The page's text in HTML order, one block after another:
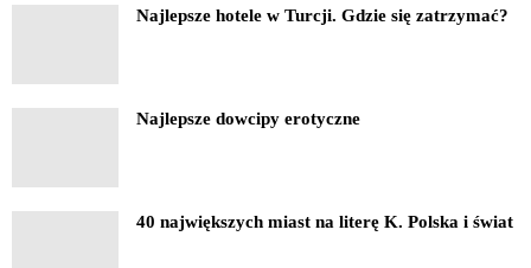
Najlepsze hotele w Turcji. Gdzie się zatrzymać?
Najlepsze dowcipy erotyczne
40 największych miast na literę K. Polska i świat